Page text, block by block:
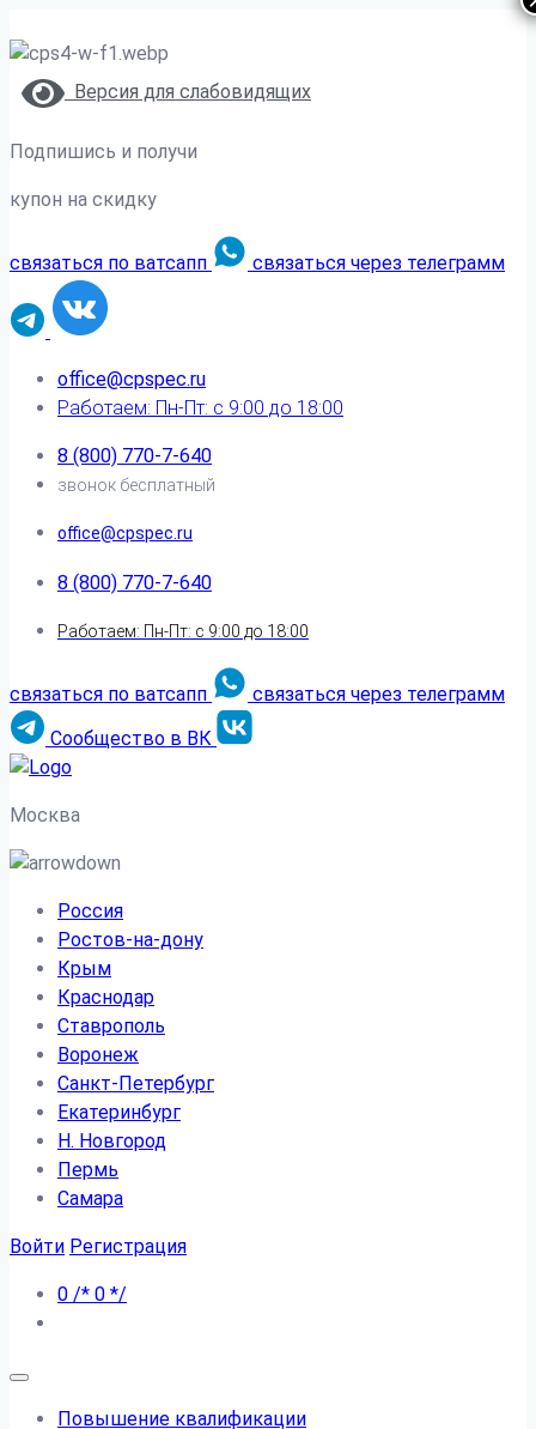
Версия для слабовидящих
Подпишись и получи
купон на скидку
связаться по ватсапп связаться через телеграмм
office@cpspec.ru
Работаем: Пн-Пт: с 9:00 до 18:00
8 (800) 770-7-640
звонок бесплатный
office@cpspec.ru
8 (800) 770-7-640
Работаем: Пн-Пт: с 9:00 до 18:00
связаться по ватсапп
связаться через телеграмм
Сообщество в ВК
Москва
Россия
Ростов-на-дону
Крым
Краснодар
Ставрополь
Воронеж
Санкт-Петербург
Екатеринбург
Н. Новгород
Пермь
Самара
Войти Регистрация
0 /* 0 */
Повышение квалификации